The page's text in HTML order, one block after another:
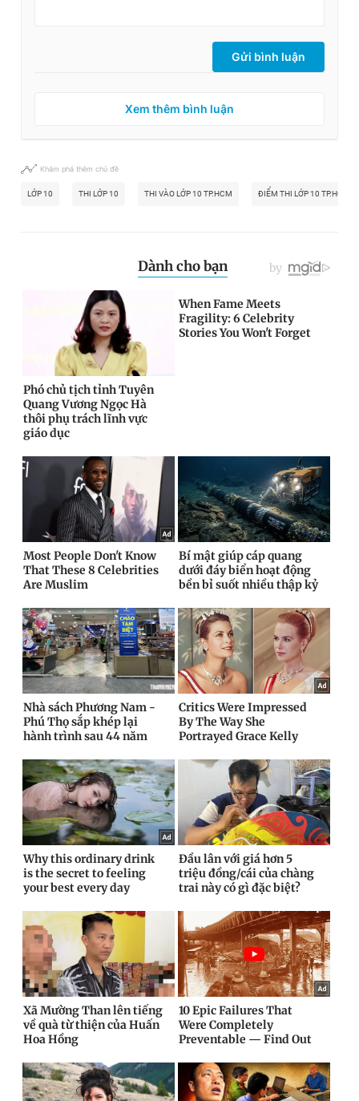
Gửi bình luận
Xem thêm bình luận
Khám phá thêm chủ đề
LỚP 10 THI LỚP 10 THI VÀO LỚP 10 TP.HCM ĐIỂM THI LỚP 10 TP.HCM